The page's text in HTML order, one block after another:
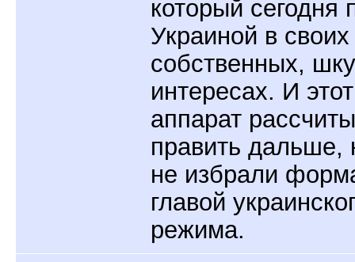
который сегодня
Украиной в своих
собственных,
интересах. И этот
аппарат
править дальше,
не избрали
главой
режима.